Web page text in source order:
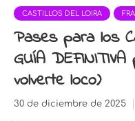
CASTILLOS DEL LOIRA
Pases para los
GUÍA
volverte loco)
30 de diciembre de 2025